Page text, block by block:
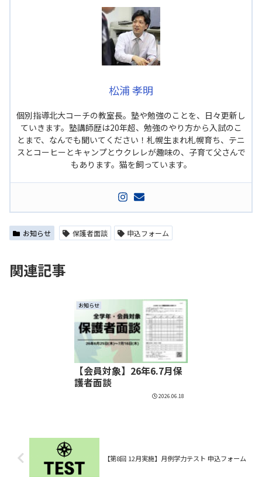
松浦 孝明
個別指導北大コーチの教室長。塾や勉強のことを、日々更新し
ていきます。塾講師歴は20年超、勉強のやり方から入試のこ
とまで、なんでも聞いてください！札幌生まれ札幌育ち、テニ
スとコーヒーとキャンプとウクレレが趣味の、子育て父さんで
もあります。猫を飼っています。
お知らせ 保護者面談 申込フォーム
関連記事
お知らせ
【会員対象】26年6.7月保
護者面談
2026.06.18
【第8回 12月実施】月例学力テスト 申込フォーム